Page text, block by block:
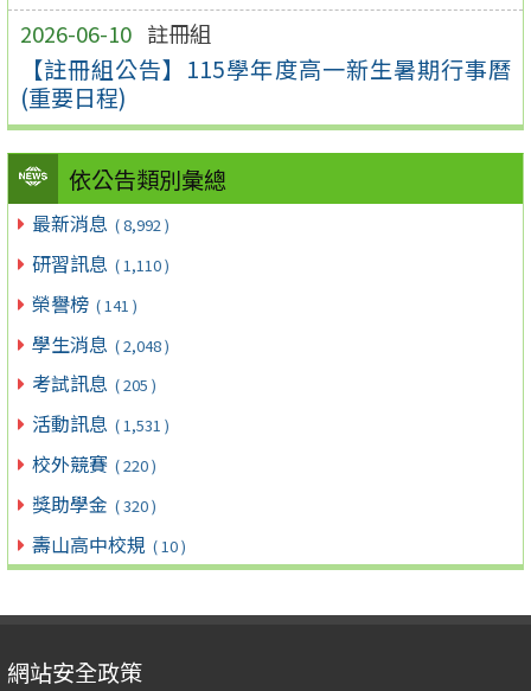
2026-06-10 註冊組
【註冊組公告】115學年度高一新生暑期行事曆
(重要日程)
依公告類別彙總
最新消息 ( 8,992 )
研習訊息 ( 1,110 )
榮譽榜 ( 141 )
學生消息 ( 2,048 )
考試訊息 ( 205 )
活動訊息 ( 1,531 )
校外競賽 ( 220 )
獎助學金 ( 320 )
壽山高中校規 ( 10 )
網站安全政策